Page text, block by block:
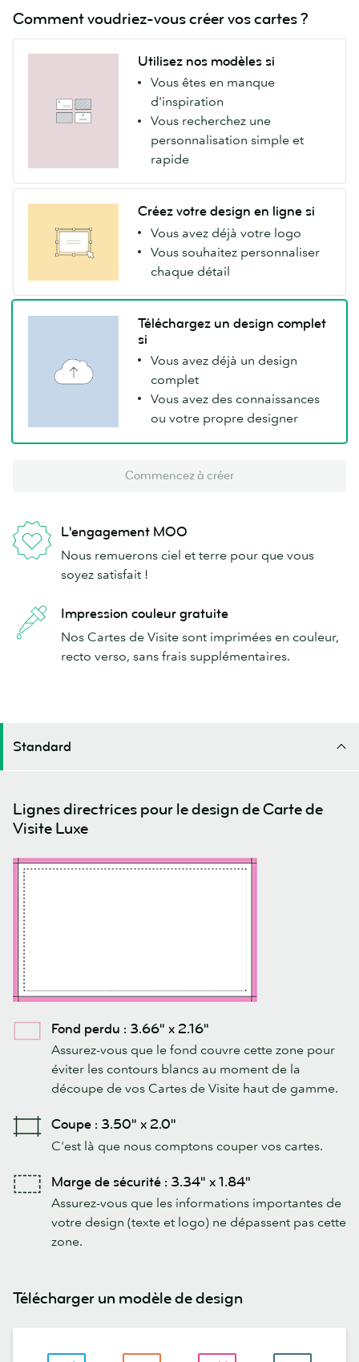
Comment voudriez-vous créer vos cartes ?
Utilisez nos modèles si
Vous êtes en manque
d'inspiration
Vous recherchez une
personnalisation simple et
rapide
Créez votre design en ligne si
Vous avez déjà votre logo
Vous souhaitez personnaliser
chaque détail
Téléchargez un design complet
si
Vous avez déjà un design
complet
Vous avez des connaissances
ou votre propre designer
Commencez à créer
L'engagement MOO
Nous remuerons ciel et terre pour que vous
soyez satisfait !
Impression couleur gratuite
Nos Cartes de Visite sont imprimées en couleur,
recto verso, sans frais supplémentaires.
Standard
Lignes directrices pour le design de Carte de
Visite Luxe
Fond perdu : 3.66" x 2.16"
Assurez-vous que le fond couvre cette zone pour
éviter les contours blancs au moment de la
découpe de vos Cartes de Visite haut de gamme.
Coupe : 3.50" x 2.0"
C'est là que nous comptons couper vos cartes.
Marge de sécurité : 3.34" x 1.84"
Assurez-vous que les informations importantes de
votre design (texte et logo) ne dépassent pas cette
zone.
Télécharger un modèle de design